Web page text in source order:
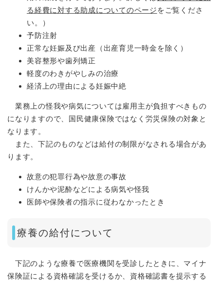
る経費に対する助成についてのページ をご覧くださ
い。）
予防注射
正常な妊娠及び出産（出産育児一時金を除く）
美容整形や歯列矯正
軽度のわきがやしみの治療
経済上の理由による妊娠中絶
業務上の怪我や病気については雇用主が負担すべきもの
になりますので、国民健康保険ではなく労災保険の対象と
なります。
また、下記のものなどは給付の制限がなされる場合があ
ります。
故意の犯罪行為や故意の事故
けんかや泥酔などによる病気や怪我
医師や保険者の指示に従わなかったとき
療養の給付について
下記のような療養で医療機関を受診したときに、マイナ
保険証による資格確認を受けるか、資格確認書を提示する